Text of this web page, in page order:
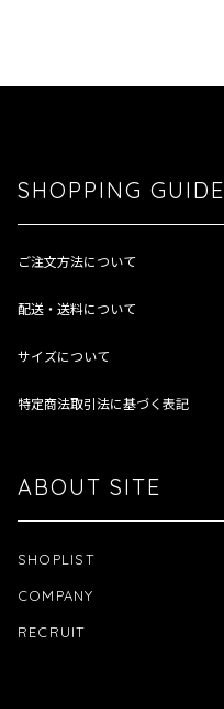
SHOPPING GUIDE
ご注文方法について
配送・送料について
サイズについて
特定商法取引法に基づく表記
ABOUT SITE
SHOPLIST
COMPANY
RECRUIT